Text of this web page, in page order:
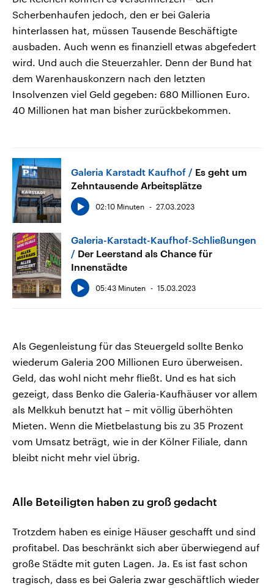
Scherbenhaufen jedoch, den er bei Galeria
hinterlassen hat, müssen Tausende Beschäftigte
ausbaden. Auch wenn es finanziell etwas abgefedert
wird. Und auch die Steuerzahler. Denn der Bund hat
dem Warenhauskonzern nach den letzten
Insolvenzen viel Geld gegeben: 680 Millionen Euro.
40 Millionen hat man bisher zurückbekommen.
Galeria Karstadt Kaufhof
Es geht um
Zehntausende Arbeitsplätze
02:10 Minuten 27.03.2023
Galeria-Karstadt-Kaufhof-Schließungen
Der Leerstand als Chance für
Innenstädte
05:43 Minuten 15.03.2023
Als Gegenleistung für das Steuergeld sollte Benko
wiederum Galeria 200 Millionen Euro überweisen.
Geld, das wohl nicht mehr fließt. Und es hat sich
gezeigt, dass Benko die Galeria-Kaufhäuser vor allem
als Melkkuh benutzt hat – mit völlig überhöhten
Mieten. Wenn die Mietbelastung bis zu 35 Prozent
vom Umsatz beträgt, wie in der Kölner Filiale, dann
bleibt nicht mehr viel übrig.
Alle Beteiligten haben zu groß gedacht
Trotzdem haben es einige Häuser geschafft und sind
profitabel. Das beschränkt sich aber überwiegend auf
große Städte mit guten Lagen. Ja. Es ist fast schon
tragisch, dass es bei Galeria zwar geschäftlich wieder